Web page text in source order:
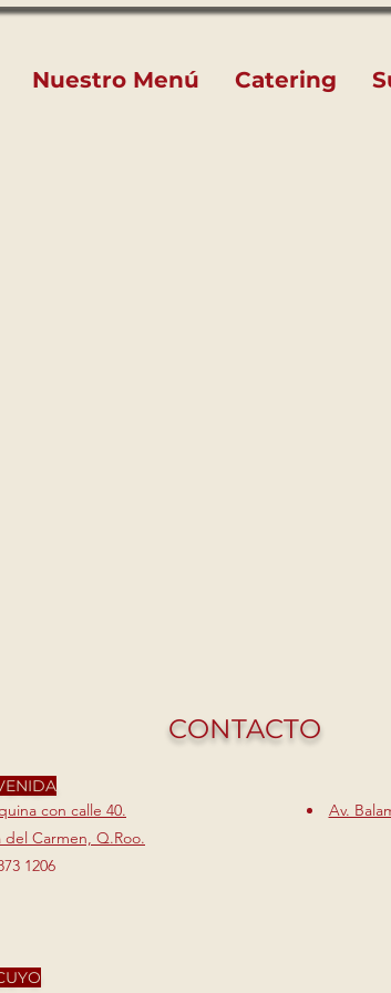
Nuestro Menú Catering
CONTACTO
con calle 40.
del Carmen, Q.Roo.
1206
Av.